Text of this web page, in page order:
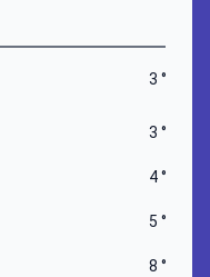
3 °C
3 °C
4 °C
5 °C
8 °C